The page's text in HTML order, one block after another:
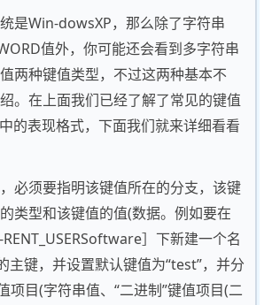
是Win-dowsXP，那么除了字符串
值外，你可能还会看到多字符串
两种键值类型，不过这两种基本不
。在上面我们已经了解了常见的键值
的表现格式，下面我们就来详细看看
必须要指明该键值所在的分支，该键
类型和该键值的值(数据。例如要在
RENT_USERSoftware］下新建一个名
主键，并设置默认键值为“test”，并分
项目(字符串值、“二进制”键值项目(二